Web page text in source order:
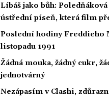
Líbáš jako bůh:
ústřední píseň, která film
Poslední hodiny Freddieho
listopadu 1991
Žádná mouka, žádný cukr,
jednotvárný
Nezápasím v Clashi,